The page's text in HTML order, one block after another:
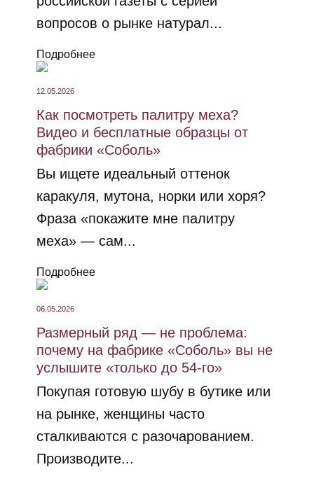
вопросов о рынке натурал...
Подробнее
12.05.2026
Как посмотреть палитру меха?
Видео и бесплатные образцы от
фабрики «Соболь»
Вы ищете идеальный оттенок
каракуля, мутона, норки или хоря?
Фраза «покажите мне палитру
меха» — сам...
Подробнее
06.05.2026
Размерный ряд — не проблема:
почему на фабрике «Соболь» вы не
услышите «только до 54-го»
Покупая готовую шубу в бутике или
на рынке, женщины часто
сталкиваются с разочарованием.
Производите...